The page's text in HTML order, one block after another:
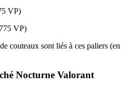
VP)
VP)
sont liés à ces paliers (en
Nocturne Valorant